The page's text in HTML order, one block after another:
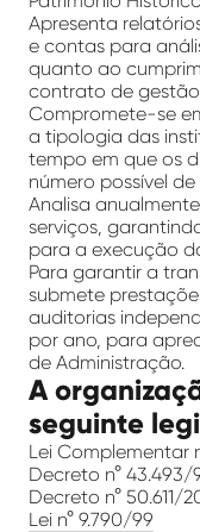
Apresenta
e contas para
quanto ao
contrato de
Compromete-se
a tipologia das
tempo em que os
número possível
Analisa
serviços,
para a execução
Para garantir a
submete
auditorias
por ano, para
de Administração.
A
seguinte
Lei Complementar
Decreto n° 43.493/
Decreto n° 50.611/
Lei n° 9.790/99